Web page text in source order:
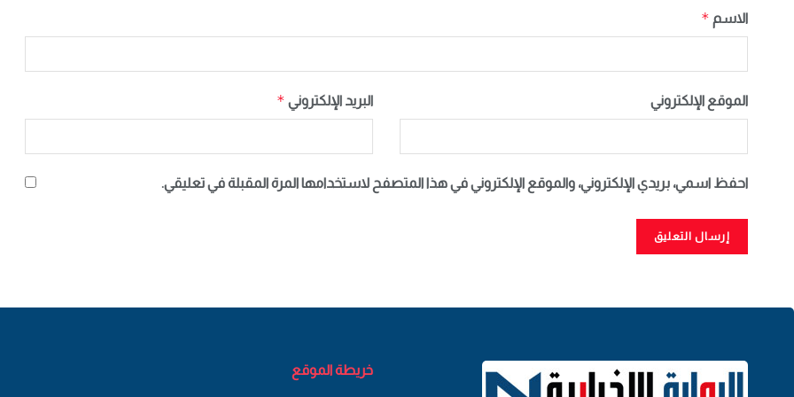
الاسم *
البريد الإلكتروني * الموقع الإلكتروني
احفظ اسمي، بريدي الإلكتروني، والموقع الإلكتروني في هذا المتصفح لاستخدامها المرة المقبلة في تعليقي.
خريطة الموقع